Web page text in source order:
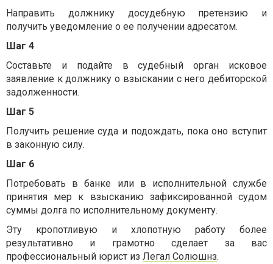
Направить должнику досудебную претензию и
получить уведомление о ее получении адресатом.
Шаг 4
Составьте и подайте в судебный орган исковое
заявление к должнику о взыскании с него дебиторской
задолженности.
Шаг 5
Получить решение суда и подождать, пока оно вступит
в законную силу.
Шаг 6
Потребовать в банке или в исполнительной службе
принятия мер к взысканию зафиксированной судом
суммы долга по исполнительному документу.
Эту кропотливую и хлопотную работу более
результативно и грамотно сделает за вас
профессиональный юрист из Легал Солюшнз.